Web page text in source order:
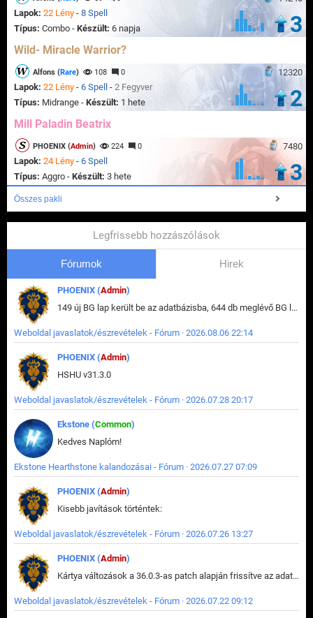
Lapok: 22 Lény - 8 Spell
Típus: Combo - Készült: 6 napja 3
Wild- Miracle Warrior?
12320
Alfons (Rare) 108 0
Lapok: 22 Lény - 6 Spell - 2 Fegyver
Típus: Midrange - Készült: 1 hete 2
Mill Paladin Beatrix
7480
PHOENIX (Admin) 224 0
Lapok: 24 Lény - 6 Spell
Típus: Aggro - Készült: 3 hete 3
Összes pakli
Legfrissebb hozzászólások
Fórumok Hirek
PHOENIX (Admin)
149 új BG lap került be az adatbázisba, 644 db meglévő BG lap módosult, bekerültek az új képek a megváltozott lapokhoz is.
Weboldal javaslatok/észrevételek - Fórum · 2026.08.06 22:14
PHOENIX (Admin)
HSHU v31.3.0
Weboldal javaslatok/észrevételek - Fórum · 2026.07.28 20:17
Ekstone (Common)
Kedves Naplóm!
Ekstone Hearthstone kalandozásai - Fórum · 2026.07.27 07:09
PHOENIX (Admin)
Kisebb javítások történtek:
Weboldal javaslatok/észrevételek - Fórum · 2026.07.26 13:27
PHOENIX (Admin)
Kártya változások a 36.0.3-as patch alapján frissítve az adatbázisban (képek is cserélve).
Weboldal javaslatok/észrevételek - Fórum · 2026.07.22 09:12